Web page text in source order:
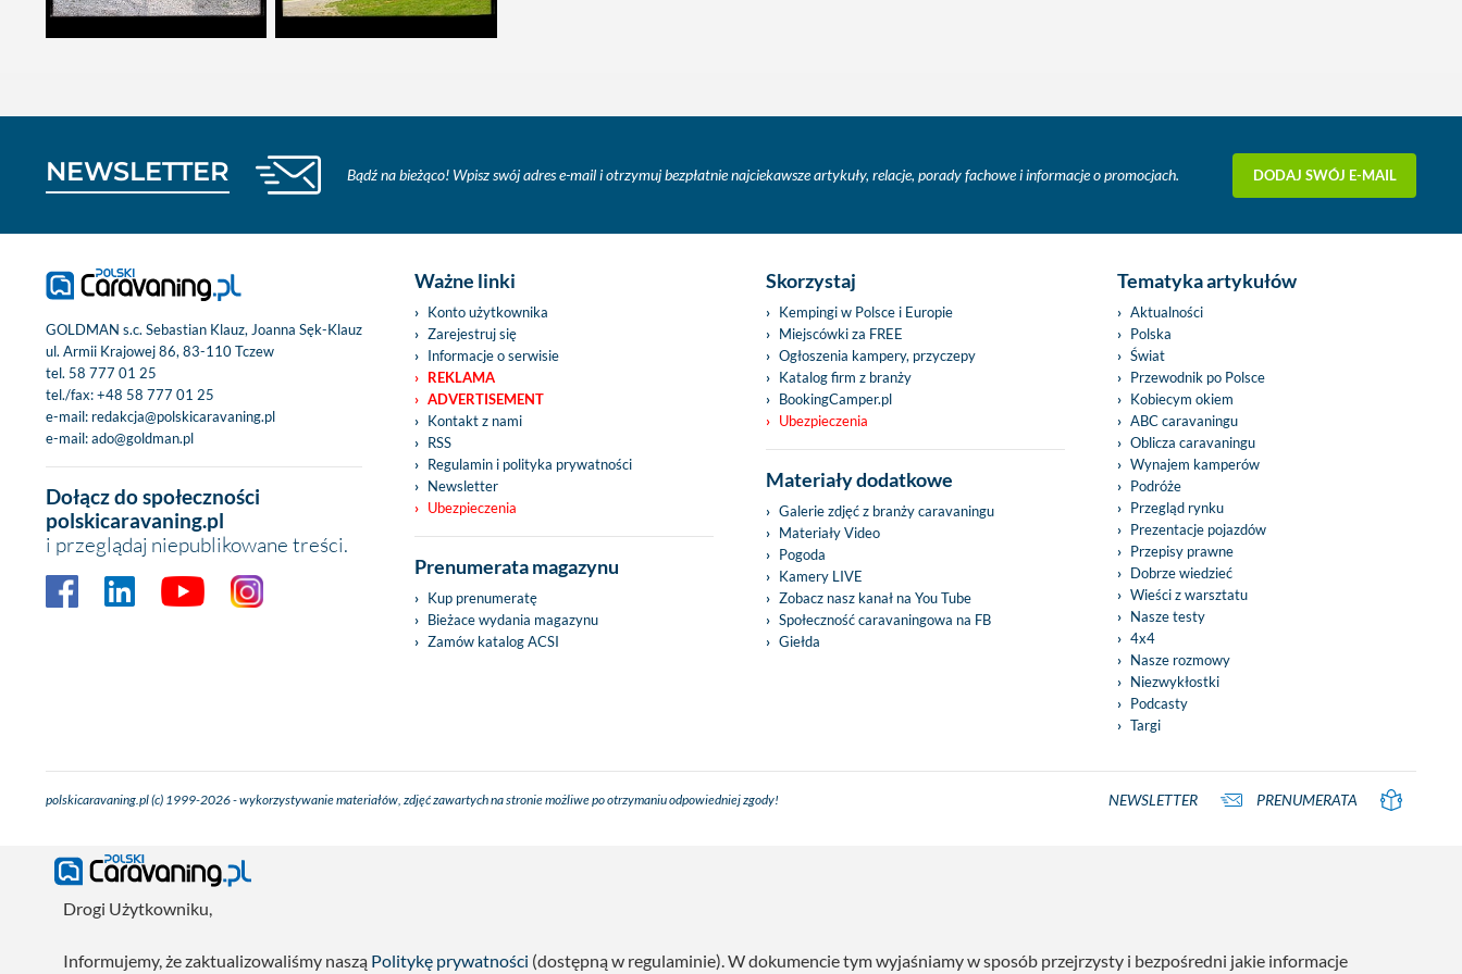
NEWSLETTER Bądź na bieżąco! Wpisz swój adres e-mail i otrzymuj bezpłatnie najciekawsze artykuły, relacje, porady fachowe i informacje o promocjach. DODAJ SWÓJ E-MAIL
GOLDMAN s.c. Sebastian Klauz, Joanna Sęk-Klauz
ul. Armii Krajowej 86, 83-110 Tczew
tel. 58 777 01 25
tel./fax:+48 58 777 01 25
e-mail: redakcja@polskicaravaning.pl
e-mail:ado@goldman.pl
Dołącz do społeczności
polskicaravaning.pl
i przeglądaj niepublikowane treści.
Ważne linki
Konto użytkownika
Zarejestruj się
Informacje o serwisie
REKLAMA
ADVERTISEMENT
Kontakt z nami
RSS
Regulamin i polityka prywatności
Newsletter
Ubezpieczenia
Prenumerata magazynu
Kup prenumeratę
Bieżace wydania magazynu
Zamów katalog ACSI
Skorzystaj
Kempingi w Polsce i Europie
Miejscówki za FREE
Ogłoszenia kampery, przyczepy
Katalog firm z branży
BookingCamper.pl
Ubezpieczenia
Materiały dodatkowe
Galerie zdjęć z branży caravaningu
Materiały Video
Pogoda
Kamery LIVE
Zobacz nasz kanał na You Tube
Społeczność caravaningowa na FB
Giełda
Tematyka artykułów
Aktualności
Polska
Świat
Przewodnik po Polsce
Kobiecym okiem
ABC caravaningu
Oblicza caravaningu
Wynajem kamperów
Podróże
Przegląd rynku
Prezentacje pojazdów
Przepisy prawne
Dobrze wiedzieć
Wieści z warsztatu
Nasze testy
4x4
Nasze rozmowy
Niezwykłostki
Podcasty
Targi
polskicaravaning.pl (c) 1999-2026 - wykorzystywanie materiałów, zdjęć zawartych na stronie możliwe po otrzymaniu odpowiedniej zgody! NEWSLETTER PRENUMERATA
Drogi Użytkowniku,
Informujemy, że zaktualizowaliśmy naszą Politykę prywatności (dostępną w regulaminie). W dokumencie tym wyjaśniamy w sposób przejrzysty i bezpośredni jakie informacje